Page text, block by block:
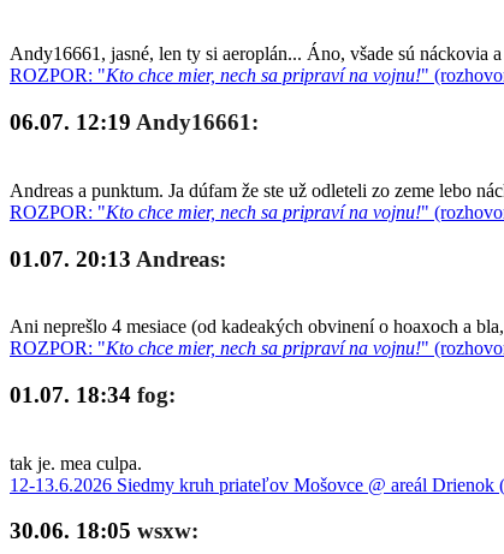
Andy16661, jasné, len ty si aeroplán... Áno, všade sú náckovia
ROZPOR: "Kto chce mier, nech sa pripraví na vojnu!"
06.07. 12:19 Andy16661:
Andreas a punktum. Ja dúfam že ste už odleteli zo zeme lebo
ROZPOR: "Kto chce mier, nech sa pripraví na vojnu!"
01.07. 20:13 Andreas:
Ani neprešlo 4 mesiace (od kadeakých obvinení o hoaxoch a
ROZPOR: "Kto chce mier, nech sa pripraví na vojnu!"
01.07. 18:34 fog:
tak je. mea culpa.
12-13.6.2026 Siedmy kruh priateľov Mošovce @ areál Drienok
30.06. 18:05 wsxw: